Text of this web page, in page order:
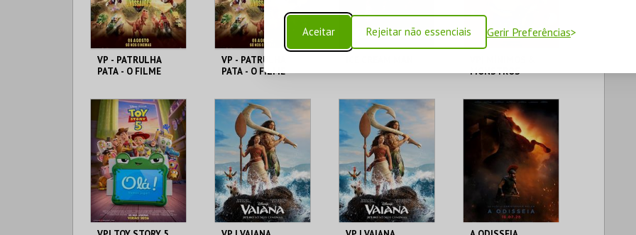
Aceitar Rejeitar não essenciais Gerir Preferências
VP - PATRULHA
PATA - O FILME
CINEMAS CINEMAX
PENAFIEL
MAIS INFO
COMPRAR
VP - PATRULHA
PATA - O FILME
CINEMAS CINEMAX
PENAFIEL
MAIS INFO
COMPRAR
CINEMAS CINEMAX
PENAFIEL
MAIS INFO
COMPRAR
MONSTROS
CINEMAS CINEMAX
PENAFIEL
MAIS INFO
COMPRAR